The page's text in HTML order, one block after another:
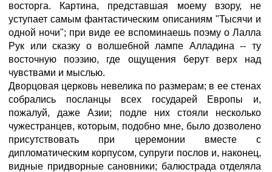
восторга. Картина, представшая моему взору, не
уступает самым фантастическим описаниям "Тысячи и
одной ночи"; при виде ее вспоминаешь поэму о Лалла
Рук или сказку о волшебной лампе Алладина -- ту
восточную поэзию, где ощущения берут верх над
чувствами и мыслью.
Дворцовая церковь невелика по размерам; в ее стенах
собрались посланцы всех государей Европы и,
пожалуй, даже Азии; подле них стояли несколько
чужестранцев, которым, подобно мне, было дозволено
присутствовать при церемонии вместе с
дипломатическим корпусом, супруги послов и, наконец,
видные придворные сановники; балюстрада отделяла